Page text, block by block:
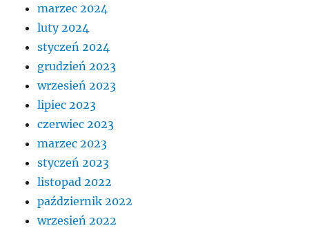
marzec 2024
luty 2024
styczeń 2024
grudzień 2023
wrzesień 2023
lipiec 2023
czerwiec 2023
marzec 2023
styczeń 2023
listopad 2022
październik 2022
wrzesień 2022